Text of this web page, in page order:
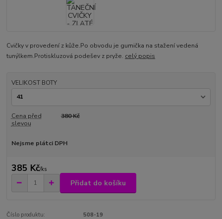
Cvičky v provedení z kůže.Po obvodu je gumička na stažení vedená
tunýlkem.Protiskluzová podešev z pryže. celý popis
VELIKOST BOTY
Cena před
slevou
380 Kč
Nejsme plátci DPH
385 Kč/ks
Přidat do košíku
Číslo produktu: 508-19